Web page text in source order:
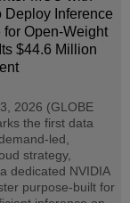
Deploy Inference
for Open-Weight
$44.6 Million
2026 (GLOBE
the first data
led,
strategy,
dedicated NVIDIA
purpose-built for